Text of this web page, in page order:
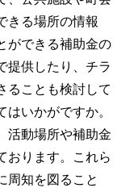
きる場所の情報
ができる補助金の
提供したり、チラ
ることも検討して
いかがですか。
活動場所や補助金
おります。これら
周知を図ること